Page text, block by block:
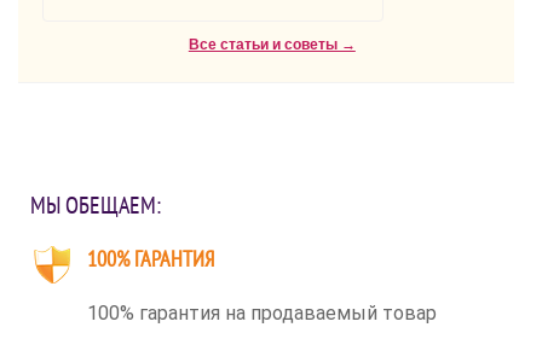
Все статьи и советы →
МЫ ОБЕЩАЕМ:
100% ГАРАНТИЯ
100% гарантия на продаваемый товар